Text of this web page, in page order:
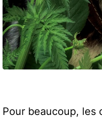
Pour beaucoup, les